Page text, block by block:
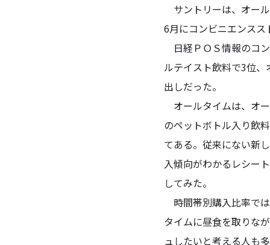
サントリーは、オー
6月にコンビニエンスス
日経ＰＯＳ情報のコ
ルテイスト飲料で3位
出しだった。
オールタイムは、オ
のペットボトル入り飲
てある。従来にない新
入傾向がわかるレシー
してみた。
時間帯別購入比率で
タイムに昼食を取りな
ュしたいと考える人も多